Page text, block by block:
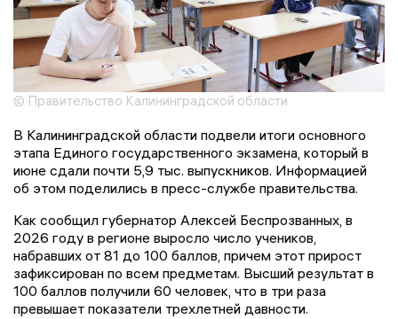
© Правительство Калининградской области
В Калининградской области подвели итоги основного
этапа Единого государственного экзамена, который в
июне сдали почти 5,9 тыс. выпускников. Информацией
об этом поделились в пресс-службе правительства.
Как сообщил губернатор Алексей Беспрозванных, в
2026 году в регионе выросло число учеников,
набравших от 81 до 100 баллов, причем этот прирост
зафиксирован по всем предметам. Высший результат в
100 баллов получили 60 человек, что в три раза
превышает показатели трехлетней давности.